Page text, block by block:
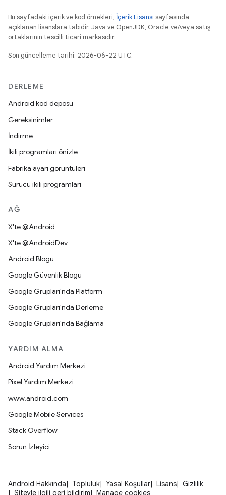
Bu sayfadaki içerik ve kod örnekleri, İçerik Lisansı sayfasında
açıklanan lisanslara tabidir. Java ve OpenJDK, Oracle ve/veya satış
ortaklarının tescilli ticari markasıdır.
Son güncelleme tarihi: 2026-06-22 UTC.
DERLEME
Android kod deposu
Gereksinimler
İndirme
İkili programları önizle
Fabrika ayarı görüntüleri
Sürücü ikili programları
AĞ
X'te @Android
X'te @AndroidDev
Android Blogu
Google Güvenlik Blogu
Google Grupları'nda Platform
Google Grupları'nda Derleme
Google Grupları'nda Bağlama
YARDIM ALMA
Android Yardım Merkezi
Pixel Yardım Merkezi
www.android.com
Google Mobile Services
Stack Overflow
Sorun İzleyici
Android Hakkında Topluluk Yasal Koşullar Lisans
Gizlilik
Siteyle ilgili geri bildirim
Manage cookies